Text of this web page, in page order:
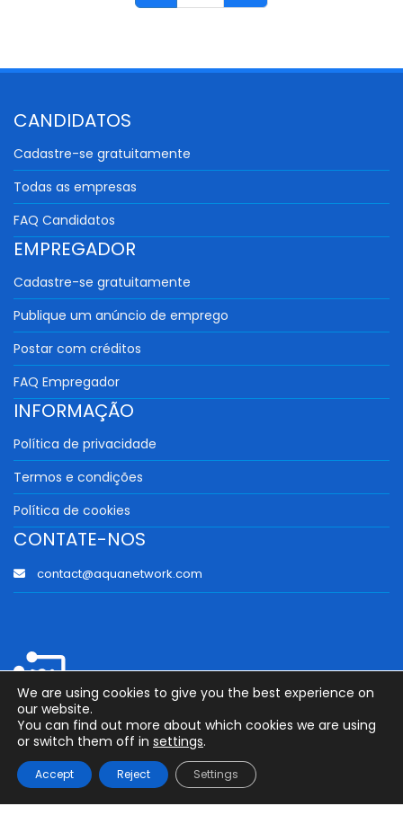
CANDIDATOS
Cadastre-se gratuitamente
Todas as empresas
FAQ Candidatos
EMPREGADOR
Cadastre-se gratuitamente
Publique um anúncio de emprego
Postar com créditos
FAQ Empregador
INFORMAÇÃO
Política de privacidade
Termos e condições
Política de cookies
CONTATE-NOS
contact@aquanetwork.com
© 2023 Aquanetwork
We are using cookies to give you the best experience on
our website.
You can find out more about which cookies we are using
or switch them off in settings.
Accept Reject Settings